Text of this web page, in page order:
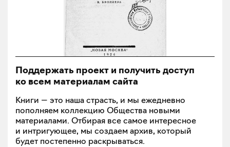
Поддержать проект и получить доступ
ко всем материалам сайта
Книги — это наша страсть, и мы ежедневно
пополняем коллекцию Общества новыми
материалами. Отбирая все самое интересное
и интригующее, мы создаем архив, который
будет постепенно раскрываться.